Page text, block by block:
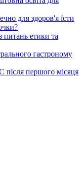
для здоров'я їсти
етики та
гастроному
після першого місяця